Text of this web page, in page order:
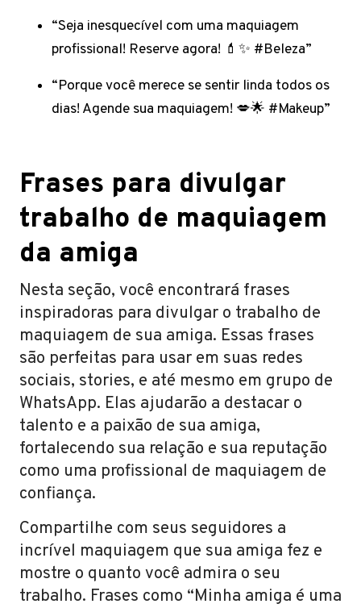
“Seja inesquecível com uma maquiagem
profissional! Reserve agora! 💄✨ #Beleza”
“Porque você merece se sentir linda todos os
dias! Agende sua maquiagem! 💋🌟 #Makeup”
Frases para divulgar
trabalho de maquiagem
da amiga
Nesta seção, você encontrará frases
inspiradoras para divulgar o trabalho de
maquiagem de sua amiga. Essas frases
são perfeitas para usar em suas redes
sociais, stories, e até mesmo em grupo de
WhatsApp. Elas ajudarão a destacar o
talento e a paixão de sua amiga,
fortalecendo sua relação e sua reputação
como uma profissional de maquiagem de
confiança.
Compartilhe com seus seguidores a
incrível maquiagem que sua amiga fez e
mostre o quanto você admira o seu
trabalho. Frases como “Minha amiga é uma